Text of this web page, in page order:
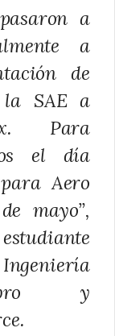
a
a
de
la SAE a
Para
el día
Aero
mayo”,
y
.